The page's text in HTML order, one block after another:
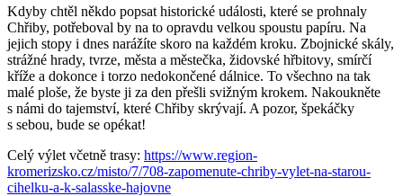
Kdyby chtěl někdo popsat historické události, které se prohnaly
Chřiby, potřeboval by na to opravdu velkou spoustu papíru. Na
jejich stopy i dnes narážíte skoro na každém kroku. Zbojnické skály,
strážné hrady, tvrze, města a městečka, židovské hřbitovy, smírčí
kříže a dokonce i torzo nedokončené dálnice. To všechno na tak
malé ploše, že byste ji za den přešli svižným krokem. Nakoukněte
s námi do tajemství, které Chřiby skrývají. A pozor, špekáčky
s sebou, bude se opékat!
Celý výlet včetně trasy: https://www.region-
kromerizsko.cz/misto/7/708-zapomenute-chriby-vylet-na-starou-
cihelku-a-k-salasske-hajovne